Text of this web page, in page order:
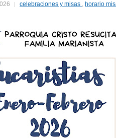
celebraciones y misas , horario